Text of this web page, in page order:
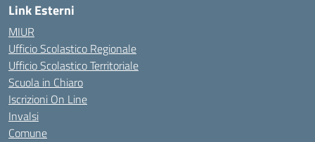
Link Esterni
MIUR
Ufficio Scolastico Regionale
Ufficio Scolastico Territoriale
Scuola in Chiaro
Iscrizioni On Line
Invalsi
Comune